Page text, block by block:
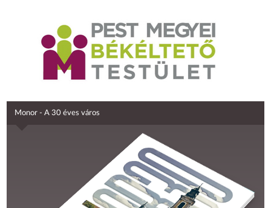
Monor - A 30 éves város